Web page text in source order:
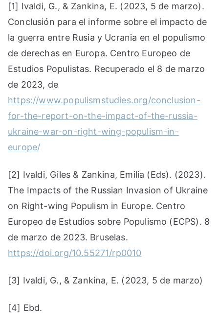
[1] Ivaldi, G., & Zankina, E. (2023, 5 de marzo).
Conclusión para el informe sobre el impacto de
la guerra entre Rusia y Ucrania en el populismo
de derechas en Europa. Centro Europeo de
Estudios Populistas. Recuperado el 8 de marzo
de 2023, de
https://www.populismstudies.org/conclusion-
for-the-report-on-the-impact-of-the-russia-
ukraine-war-on-right-wing-populism-in-
europe/
[2] Ivaldi, Giles & Zankina, Emilia (Eds). (2023).
The Impacts of the Russian Invasion of Ukraine
on Right-wing Populism in Europe. Centro
Europeo de Estudios sobre Populismo (ECPS). 8
de marzo de 2023. Bruselas.
https://doi.org/10.55271/rp0010
[3] Ivaldi, G., & Zankina, E. (2023, 5 de marzo)
[4] Ebd.